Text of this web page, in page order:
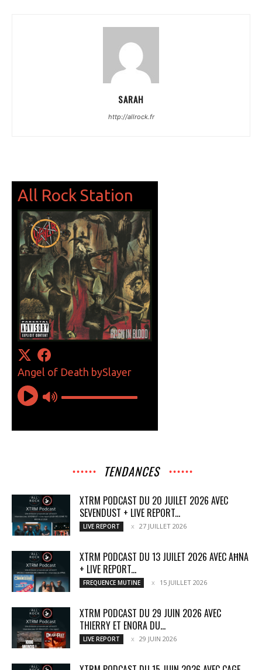
SARAH
http://allrock.fr
TENDANCES
XTRM PODCAST DU 20 JUILET 2026 AVEC
SEVENDUST + LIVE REPORT...
LIVE REPORT 27 JUILLET 2026
XTRM PODCAST DU 13 JUILET 2026 AVEC AĦNA
+ LIVE REPORT...
FREQUENCE MUTINE 15 JUILLET 2026
XTRM PODCAST DU 29 JUIN 2026 AVEC
THIERRY ET ENORA DU...
LIVE REPORT 29 JUIN 2026